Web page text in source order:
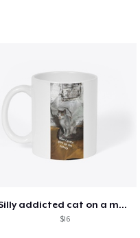
Silly addicted cat on a mug
$16